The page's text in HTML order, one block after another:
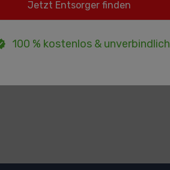
100 % kostenlos & unverbindlich